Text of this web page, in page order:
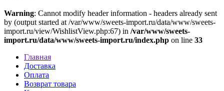
Warning: Cannot modify header information - headers already sent
by (output started at /var/www/sweets-import.ru/data/www/sweets-
import.ru/view/WishlistView.php:67) in /var/www/sweets-
import.ru/data/www/sweets-import.ru/index.php on line 33
Главная
Доставка
Оплата
Возврат товара